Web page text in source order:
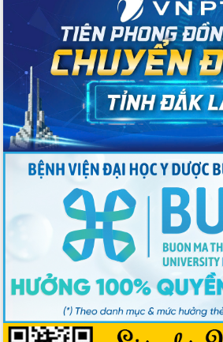
kiểm tra, chỉ đạo hoàn thành các dự
án cao tốc và thăm khu tái định cư tại
Sôi nổi Hội đua ngựa truyền thống Gò
Thì Thùng mừng Xuân Bính Ngọ 2026
Lãnh đạo tỉnh dâng hương tưởng niệm
tại Đập Đồng Cam đầu Xuân Bính Ngọ
Ngành nông nghiệp phấn đấu tăng
trưởng đạt 5,86% trong năm 2026
UBND tỉnh Đắk Lắk triển khai công tác
quốc phòng, quân sự địa phương năm
Đắk Lắk tập trung toàn lực khắc phục
tồn tại IUU, sẵn sàng làm việc với
Đoàn thanh tra EC
Chủ tịch UBND tỉnh Tạ Anh Tuấn thăm,
chúc mừng các bệnh viện nhân Ngày
Thầy thuốc Việt Nam
Rộn ràng lễ hội truyền thống Sông
nước Đà Nông lần thứ I năm 2026